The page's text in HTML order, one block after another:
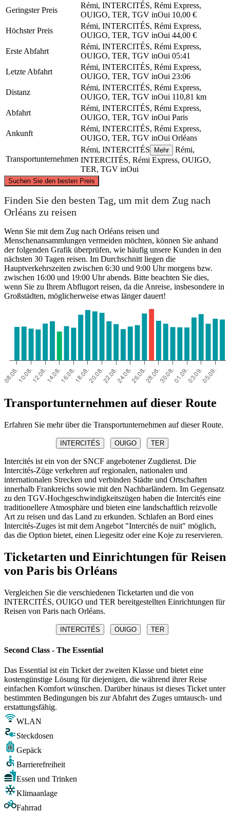
Geringster Preis
Rémi, INTERCITÉS, Rémi Express,
OUIGO, TER, TGV inOui 10,00 €
Höchster Preis
Rémi, INTERCITÉS, Rémi Express,
OUIGO, TER, TGV inOui 44,00 €
Erste Abfahrt
Rémi, INTERCITÉS, Rémi Express,
OUIGO, TER, TGV inOui 05:41
Letzte Abfahrt
Rémi, INTERCITÉS, Rémi Express,
OUIGO, TER, TGV inOui 23:06
Distanz
Rémi, INTERCITÉS, Rémi Express,
OUIGO, TER, TGV inOui 110,81 km
Abfahrt
Rémi, INTERCITÉS, Rémi Express,
OUIGO, TER, TGV inOui Paris
Ankunft
Rémi, INTERCITÉS, Rémi Express,
OUIGO, TER, TGV inOui Orléans
Transportunternehmen
Rémi, INTERCITÉS Mehr
Rémi,
INTERCITÉS, Rémi Express, OUIGO,
TER, TGV inOui
Suchen Sie den besten Preis
Orléans
©CARTO
Finden Sie den besten Tag, um mit dem Zug nach
Orléans zu reisen
Wenn Sie mit dem Zug nach Orléans reisen und
Menschenansammlungen vermeiden möchten, können Sie anhand
der folgenden Grafik überprüfen, wie häufig unsere Kunden in den
nächsten 30 Tagen reisen. Im Durchschnitt liegen die
Hauptverkehrszeiten zwischen 6:30 und 9:00 Uhr morgens bzw.
zwischen 16:00 und 19:00 Uhr abends. Bitte beachten Sie dies,
wenn Sie zu Ihrem Abflugort reisen, da die Anreise, insbesondere in
Großstädten, möglicherweise etwas länger dauert!
Transportunternehmen auf dieser Route
Erfahren Sie mehr über die Transportunternehmen auf dieser Route.
INTERCITÉS OUIGO TER
Intercités ist ein von der SNCF angebotener Zugdienst. Die
Intercités-Züge verkehren auf regionalen, nationalen und
internationalen Strecken und verbinden Städte und Ortschaften
innerhalb Frankreichs sowie mit den Nachbarländern. Im Gegensatz
zu den TGV-Hochgeschwindigkeitszügen haben die Intercités eine
traditionellere Atmosphäre und bieten eine landschaftlich reizvolle
Art zu reisen und das Land zu erkunden. Schlafen an Bord eines
Intercités-Zuges ist mit dem Angebot "Intercités de nuit" möglich,
das die Option bietet, einen Liegesitz oder eine Koje zu reservieren.
Ticketarten und Einrichtungen für Reisen
von Paris bis Orléans
Vergleichen Sie die verschiedenen Ticketarten und die von
INTERCITÉS, OUIGO und TER bereitgestellten Einrichtungen für
Reisen von Paris nach Orléans.
INTERCITÉS OUIGO TER
Second Class - The Essential
Das Essential ist ein Ticket der zweiten Klasse und bietet eine
kostengünstige Lösung für diejenigen, die während ihrer Reise
einfachen Komfort wünschen. Darüber hinaus ist dieses Ticket unter
bestimmten Bedingungen bis zur Abfahrt des Zuges umtausch- und
erstattungsfähig.
WLAN
Steckdosen
Gepäck
Barrierefreiheit
Essen und Trinken
Klimaanlage
Fahrrad